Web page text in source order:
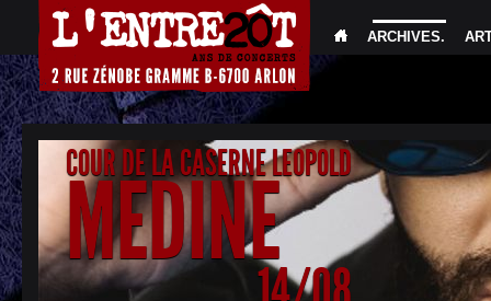
ARCHIVES.
COUR DE LA CASERNE LEOPOLD
MEDINE